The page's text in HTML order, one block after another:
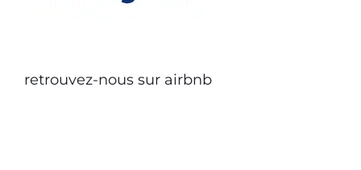
retrouvez-nous sur airbnb